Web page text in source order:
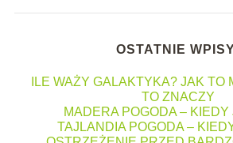
OSTATNIE
ILE WAŻY GALAKTYKA? JAK TO
TO ZNACZY
MADERA POGODA –
TAJLANDIA POGODA –